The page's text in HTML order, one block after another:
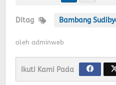
Ditag Bambang
oleh adminweb
Ikuti Kami Pada